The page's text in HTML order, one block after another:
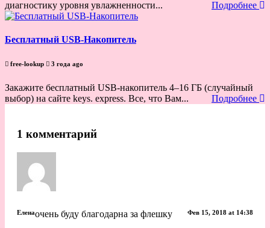
диагностику уровня увлажненности... Подробнее
Бесплатный USB-Накопитель
free-lookup 3 года ago
Закажите бесплатный USB-накопитель 4–16 ГБ (случайный
выбор) на сайте keys. express. Все, что Вам...
Подробнее
1 комментарий
Елена Фев 15, 2018 at 14:38
очень буду благодарна за флешку